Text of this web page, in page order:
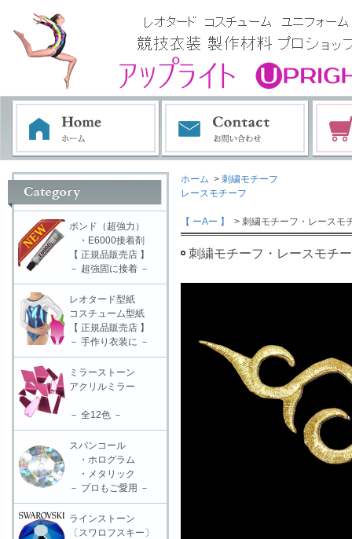
ホーム > 刺繍モチーフ
レースモチーフ
【 ーAー 】 > 刺繍モチーフ・レースモ
刺繍モチーフ・レースモチ
ボンド（超強力）
・E6000接着剤
【 正規品販売店 】
－ 超強固に接着 －
レオタード型紙
コスチューム型紙
【 正規品販売店 】
－ 手作り衣装に －
ミラーストーン
アクリルミラー
－ 全12色 －
スパンコール
・ホログラム
・メタリック
－ プロもご愛用 －
ラインストーン
〔スワロフスキー〕